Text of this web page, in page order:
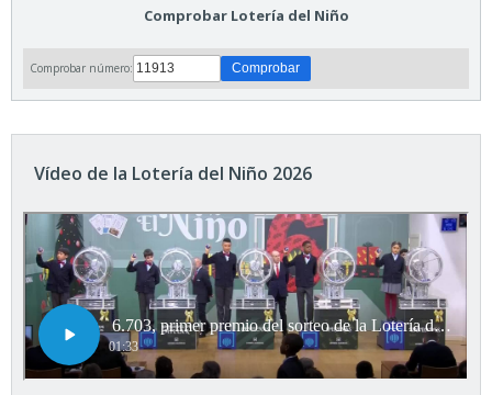
Comprobar Lotería del Niño
Comprobar número:
Vídeo de la Lotería del Niño 2026